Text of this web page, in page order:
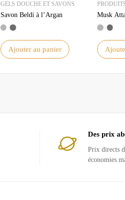
GELS DOUCHE ET SAVONS
Savon Beldi à l’Argan
Ajouter au panier
Musk
Des prix
Prix ​​directs
économies